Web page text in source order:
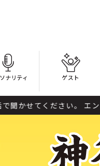
ナリティ ゲスト
。 エントリー